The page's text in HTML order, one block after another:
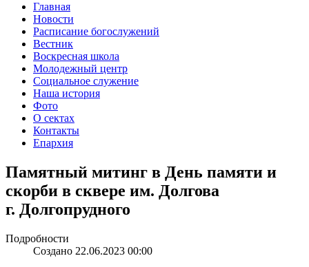
Главная
Новости
Расписание богослужений
Вестник
Воскресная школа
Молодежный центр
Социальное служение
Наша история
Фото
О сектах
Контакты
Епархия
Памятный митинг в День памяти и
скорби в сквере им. Долгова
г. Долгопрудного
Подробности
Создано 22.06.2023 00:00